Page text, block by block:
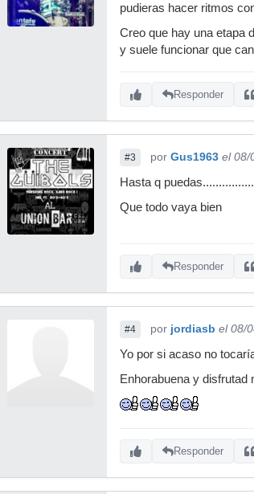
pudieras hacer ritmos
Creo que hay una etapa
y suele funcionar que
Responder
#3 por Gus1963 el 08/
Hasta q
Que todo vaya bien
Responder
#4 por jordiasb el 08/
Yo por si acaso no
Enhorabuena y disfrutad
Responder